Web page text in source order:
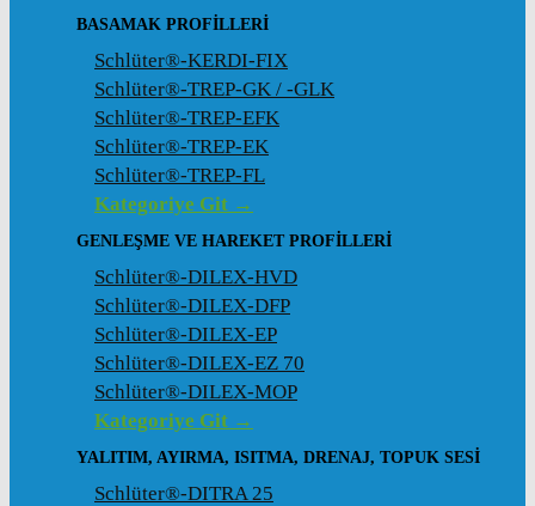
BASAMAK PROFILLERI
Schlüter®-KERDI-FIX
Schlüter®-TREP-GK / -GLK
Schlüter®-TREP-EFK
Schlüter®-TREP-EK
Schlüter®-TREP-FL
Kategoriye Git →
GENLEŞME VE HAREKET PROFILLERI
Schlüter®-DILEX-HVD
Schlüter®-DILEX-DFP
Schlüter®-DILEX-EP
Schlüter®-DILEX-EZ 70
Schlüter®-DILEX-MOP
Kategoriye Git →
YALITIM, AYIRMA, ISITMA, DRENAJ, TOPUK SESI
Schlüter®-DITRA 25